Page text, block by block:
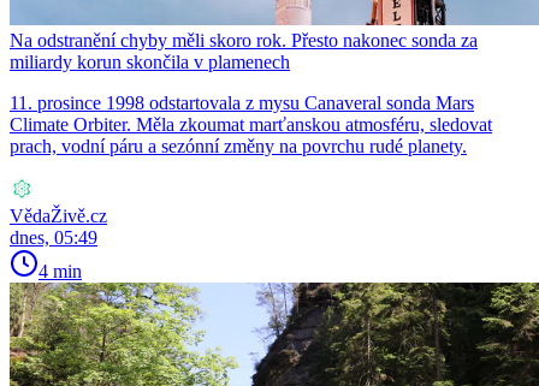
Na odstranění chyby měli skoro rok. Přesto nakonec sonda za
miliardy korun skončila v plamenech
11. prosince 1998 odstartovala z mysu Canaveral sonda Mars
Climate Orbiter. Měla zkoumat marťanskou atmosféru, sledovat
prach, vodní páru a sezónní změny na povrchu rudé planety.
VědaŽivě.cz
dnes, 05:49
4 min